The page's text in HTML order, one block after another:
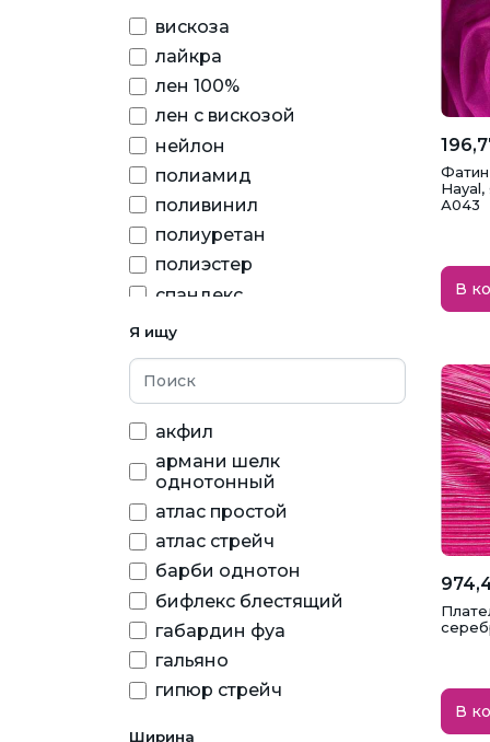
вискоза
лайкра
лен 100%
лен с вискозой
нейлон
полиамид
поливинил
полиуретан
полиэстер
спандекс
эластан
Я ищу
акфил
армани шелк
однотонный
атлас простой
атлас стрейч
барби однотон
бифлекс блестящий
габардин фуа
гальяно
гипюр стрейч
Ширина
Фатин
Hayal,
А043
В
В